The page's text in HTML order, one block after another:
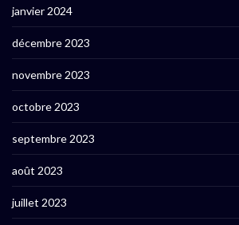
janvier 2024
décembre 2023
novembre 2023
octobre 2023
septembre 2023
août 2023
juillet 2023